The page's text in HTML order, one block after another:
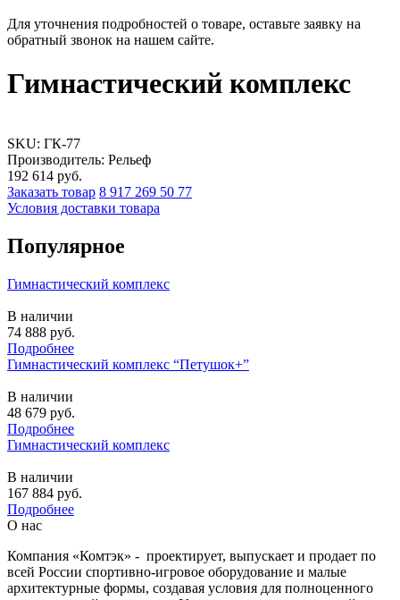
Для уточнения подробностей о товаре, оставьте заявку на
обратный звонок на нашем сайте.
Гимнастический комплекс
SKU: ГК-77
Производитель: Рельеф
192 614 руб.
Заказать товар 8 917 269 50 77
Условия доставки товара
Популярное
Гимнастический комплекс
В наличии
74 888 руб.
Подробнее
Гимнастический комплекс “Петушок+”
В наличии
48 679 руб.
Подробнее
Гимнастический комплекс
В наличии
167 884 руб.
Подробнее
О нас
Компания «Комтэк» - проектирует, выпускает и продает по
всей России спортивно-игровое оборудование и малые
архитектурные формы, создавая условия для полноценного